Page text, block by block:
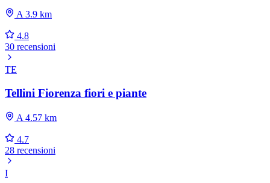
A 3.9 km
4.8
30 recensioni
TE
Tellini Fiorenza fiori e piante
A 4.57 km
4.7
28 recensioni
I